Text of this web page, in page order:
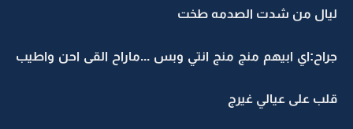
ليال من شدت الصدمه طخت
جراح:اي ابيهم منج منج انتي وبس ...ماراح القى احن واطيب
قلب على عيالي غيرج